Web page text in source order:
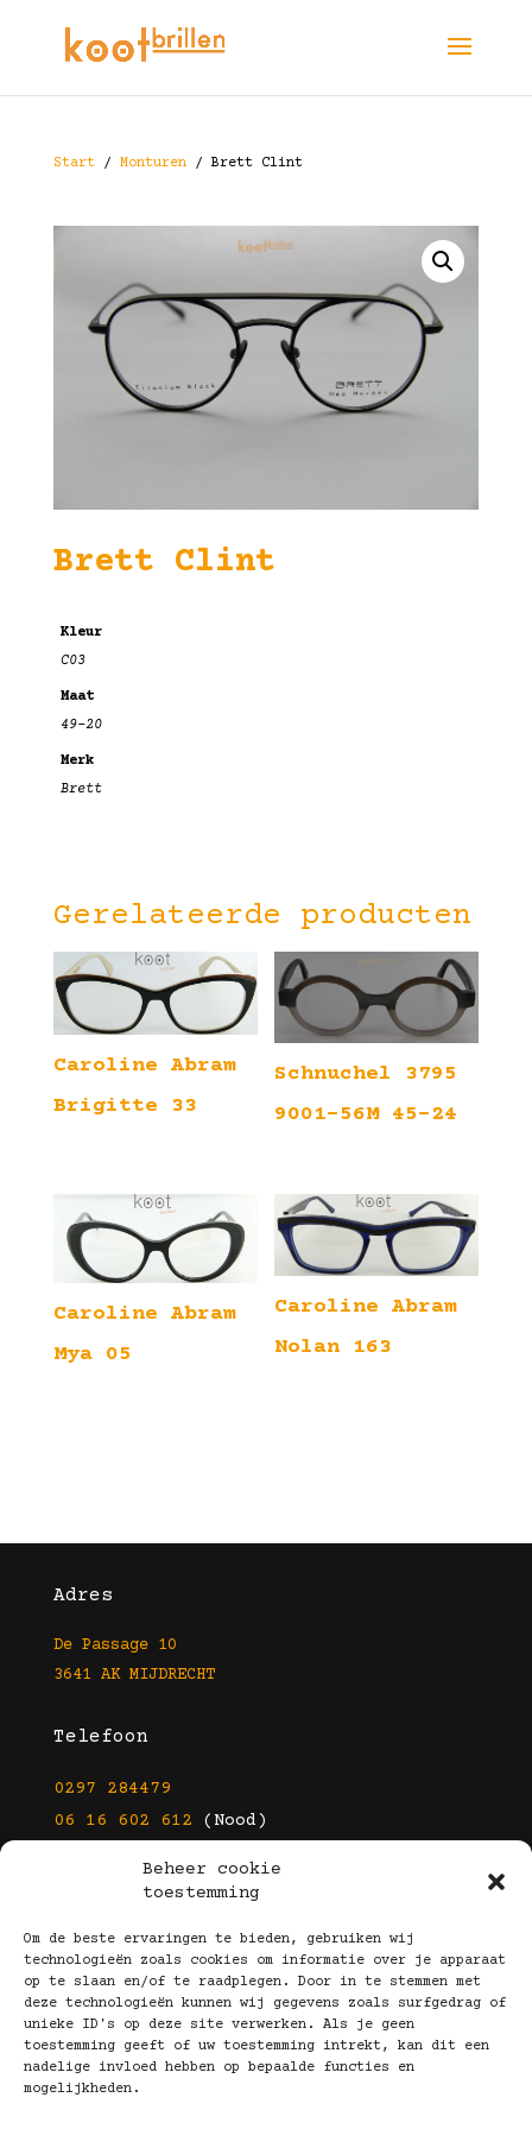
Beheer cookie
toestemming
Om de beste ervaringen te bieden, gebruiken wij
technologieën zoals cookies om informatie over je apparaat
op te slaan en/of te raadplegen. Door in te stemmen met
deze technologieën kunnen wij gegevens zoals surfgedrag of
unieke ID's op deze site verwerken. Als je geen
toestemming geeft of uw toestemming intrekt, kan dit een
nadelige invloed hebben op bepaalde functies en
mogelijkheden.
Start/ Monturen/ Brett Clint
Brett Clint
Kleur
C03
Maat
49-20
Merk
Brett
Gerelateerde producten
Caroline Abram
Brigitte 33
Schnuchel 3795
9001-56M 45-24
Caroline Abram
Mya 05
Caroline Abram
Nolan 163
Adres
De Passage 10
3641 AK MIJDRECHT
Telefoon
0297 284479
06 16 602 612 (Nood)
info@kootbrillen.nl
Volg Ons!